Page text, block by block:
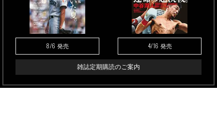
8/6 発売 4/16 発売
雑誌定期購読のご案内